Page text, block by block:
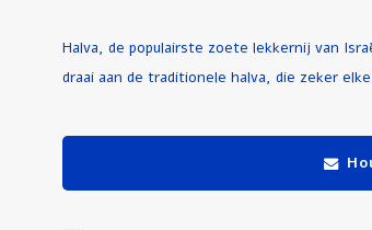
Halva, de populairste zoete lekkernij van
draai aan de traditionele halva, die zeker